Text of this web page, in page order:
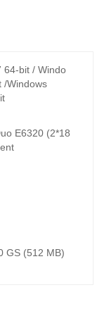
64-bit / Windo
/Windows
E6320 (2*18
GS (512 MB)